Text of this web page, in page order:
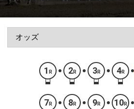
1 R 2R 3R 4R
7 R 8R 9R 10R